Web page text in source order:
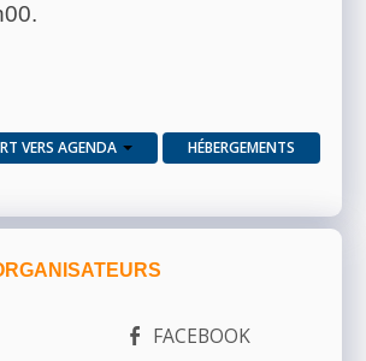
VERS AGENDA HÉBERGEMENTS
FACEBOOK